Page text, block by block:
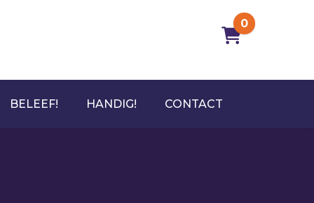
0
BELEEF! HANDIG! CONTACT